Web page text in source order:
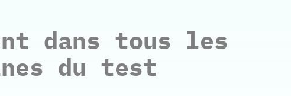
dans tous les
du test